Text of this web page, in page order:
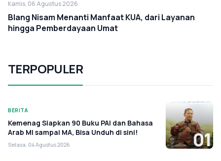
Kamis, 06 Agustus 2026
Blang Nisam Menanti Manfaat KUA, dari Layanan
hingga Pemberdayaan Umat
TERPOPULER
BERITA
Kemenag Siapkan 90 Buku PAI dan Bahasa
Arab MI sampai MA, Bisa Unduh di sini!
Selasa, 04 Agustus 2026 01